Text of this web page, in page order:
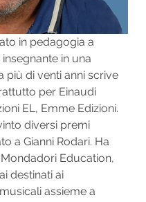
in pedagogia a
in una
più di venti anni scrive
per Einaudi
EL, Emme Edizioni.
diversi premi
a Gianni Rodari. Ha
Education,
destinati ai
assieme a